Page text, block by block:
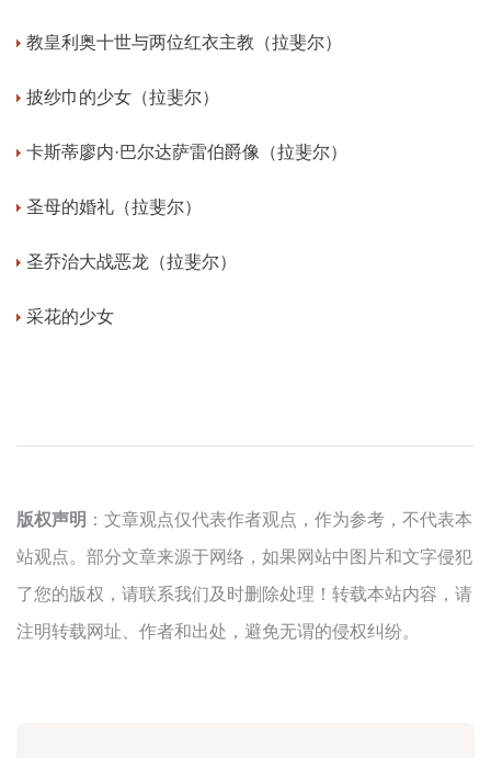
教皇利奥十世与两位红衣主教（拉斐尔）
披纱巾的少女（拉斐尔）
卡斯蒂廖内·巴尔达萨雷伯爵像（拉斐尔）
圣母的婚礼（拉斐尔）
圣乔治大战恶龙（拉斐尔）
采花的少女
版权声明 ：文章观点仅代表作者观点，作为参考，不代表本
站观点。部分文章来源于网络，如果网站中图片和文字侵犯
了您的版权，请联系我们及时删除处理！转载本站内容，请
注明转载网址、作者和出处，避免无谓的侵权纠纷。